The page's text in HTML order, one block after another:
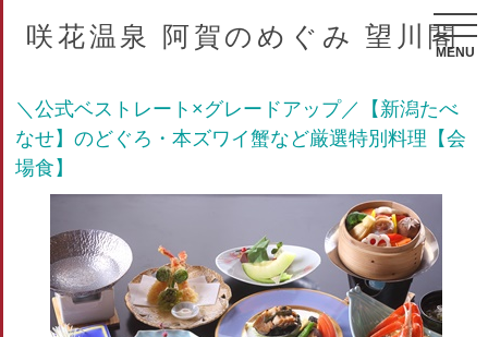
咲花温泉 阿賀のめぐみ 望川閣
MENU
＼公式ベストレート×グレードアップ／【新潟たべ
なせ】のどぐろ・本ズワイ蟹など厳選特別料理【会
場食】